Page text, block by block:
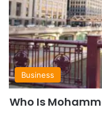
Business
Who Is